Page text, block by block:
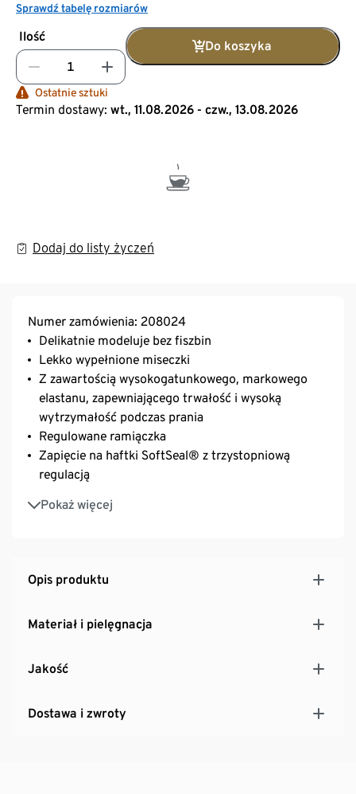
Sprawdź tabelę rozmiarów
Ilość
Do koszyka
Ostatnie sztuki
Termin dostawy: wt., 11.08.2026 - czw., 13.08.2026
Dodaj do listy życzeń
Numer zamówienia: 208024
Delikatnie modeluje bez fiszbin
Lekko wypełnione miseczki
Z zawartością wysokogatunkowego, markowego
elastanu, zapewniającego trwałość i wysoką
wytrzymałość podczas prania
Regulowane ramiączka
Zapięcie na haftki SoftSeal® z trzystopniową
regulacją
Pokaż więcej
Z bawełną ekologiczną
Opis produktu
Materiał i pielęgnacja
Jakość
Dostawa i zwroty